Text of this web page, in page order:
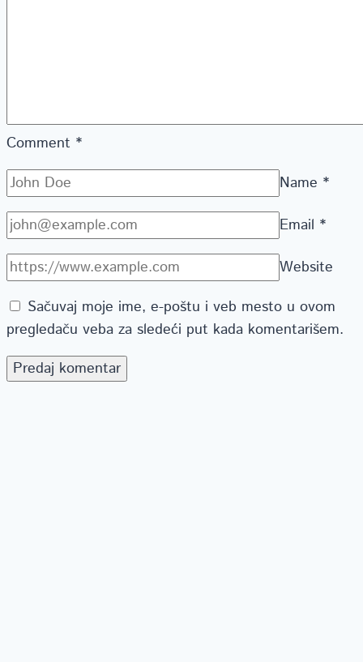
Comment *
Name *
Email *
Website
Sačuvaj moje ime, e-poštu i veb mesto u ovom
pregledaču veba za sledeći put kada komentarišem.